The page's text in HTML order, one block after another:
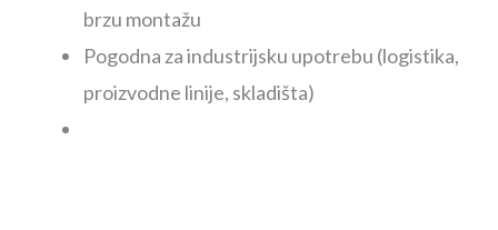
brzu montažu
Pogodna za industrijsku upotrebu (logistika,
proizvodne linije, skladišta)